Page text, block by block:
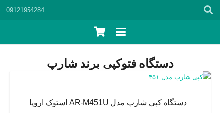
دستگاه فتوکپی برند شارپ
دستگاه کپی شارپ مدل AR-M451U استوک اروپا